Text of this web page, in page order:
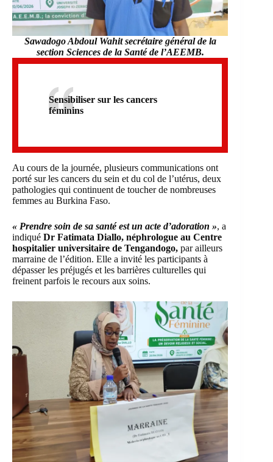
Sawadogo Abdoul Wahit secrétaire général de la
section Sciences de la Santé de l’AEEMB.
Sensibiliser sur les cancers
féminins
Au cours de la journée, plusieurs communications ont
porté sur les cancers du sein et du col de l’utérus, deux
pathologies qui continuent de toucher de nombreuses
femmes au Burkina Faso.
« Prendre soin de sa santé est un acte d’adoration », a
indiqué Dr Fatimata Diallo, néphrologue au Centre
hospitalier universitaire de Tengandogo, par ailleurs
marraine de l’édition. Elle a invité les participants à
dépasser les préjugés et les barrières culturelles qui
freinent parfois le recours aux soins.